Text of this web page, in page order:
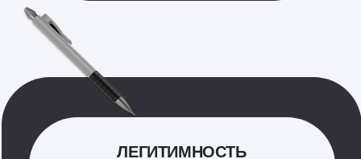
ЛЕГИТИМНОСТЬ